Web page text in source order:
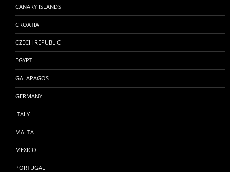
CANARY ISLANDS
CROATIA
CZECH REPUBLIC
EGYPT
GALAPAGOS
GERMANY
ITALY
MALTA
MEXICO
PORTUGAL